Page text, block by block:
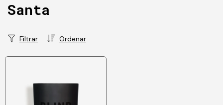
Santa
Ordenar
Filtrar